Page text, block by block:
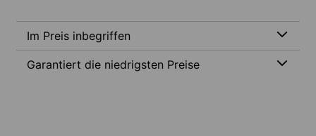
Im Preis inbegriffen
Garantiert die niedrigsten Preise